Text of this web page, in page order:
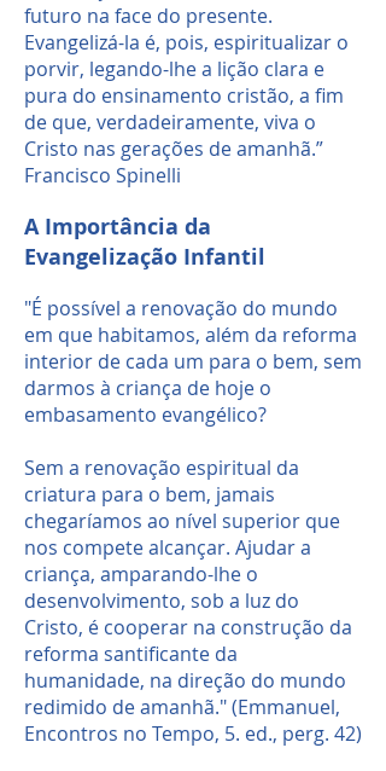
futuro na face do presente.
Evangelizá-la é, pois, espiritualizar o
porvir, legando-lhe a lição clara e
pura do ensinamento cristão, a fim
de que, verdadeiramente, viva o
Cristo nas gerações de amanhã.”
Francisco Spinelli
A Importância da
Evangelização Infantil
"É possível a renovação do mundo
em que habitamos, além da reforma
interior de cada um para o bem, sem
darmos à criança de hoje o
embasamento evangélico?
Sem a renovação espiritual da
criatura para o bem, jamais
chegaríamos ao nível superior que
nos compete alcançar. Ajudar a
criança, amparando-lhe o
desenvolvimento, sob a luz do
Cristo, é cooperar na construção da
reforma santificante da
humanidade, na direção do mundo
redimido de amanhã." (Emmanuel,
Encontros no Tempo, 5. ed., perg. 42)